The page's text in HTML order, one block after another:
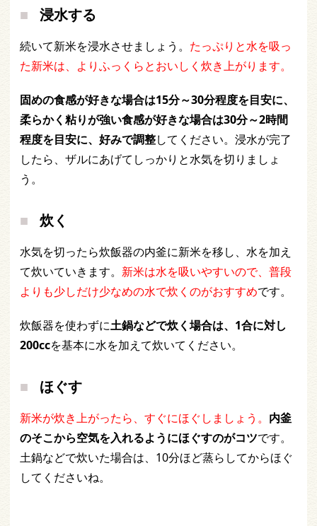
浸水する
続いて新米を浸水させましょう。 たっぷりと水を吸っ
た新米は、よりふっくらとおいしく炊き上がります。
固めの食感が好きな場合は15分～30分程度を目安に、
柔らかく粘りが強い食感が好きな場合は30分～2時間
程度を目安に、好みで調整してください。浸水が完了
したら、ザルにあげてしっかりと水気を切りましょ
う。
炊く
水気を切ったら炊飯器の内釜に新米を移し、水を加え
て炊いていきます。 新米は水を吸いやすいので、普段
よりも少しだけ少なめの水で炊くのがおすすめです。
炊飯器を使わずに土鍋などで炊く場合は、1合に対し
200ccを基本に水を加えて炊いてください。
ほぐす
新米が炊き上がったら、すぐにほぐしましょう。 内釜
のそこから空気を入れるようにほぐすのがコツです。
土鍋などで炊いた場合は、10分ほど蒸らしてからほぐ
してくださいね。